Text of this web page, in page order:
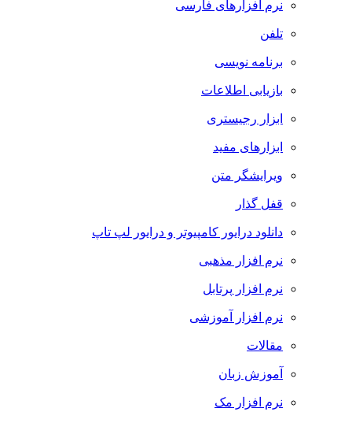
نرم افزارهای فارسی
تلفن
برنامه نویسی
بازیابی اطلاعات
ابزار رجیستری
ابزارهای مفید
ویرایشگر متن
قفل گذار
دانلود درایور کامپیوتر و درایور لپ تاپ
نرم افزار مذهبی
نرم افزار پرتابل
نرم افزار آموزشی
مقالات
آموزش زبان
نرم افزار مک